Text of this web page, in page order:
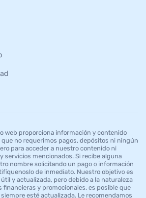
web proporciona información y contenido
que no requerimos pagos, depósitos ni ningún
para acceder a nuestro contenido ni
servicios mencionados. Si recibe alguna
nombre solicitando un pago o información
de inmediato. Nuestro objetivo es
y actualizada, pero debido a la naturaleza
financieras y promocionales, es posible que
esté actualizada. Le recomendamos